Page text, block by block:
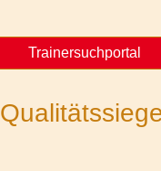
Trainersuchportal